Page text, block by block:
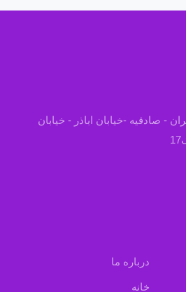
- صادقیه -خیابان اباذر - خیابان
درباره ما
خانه